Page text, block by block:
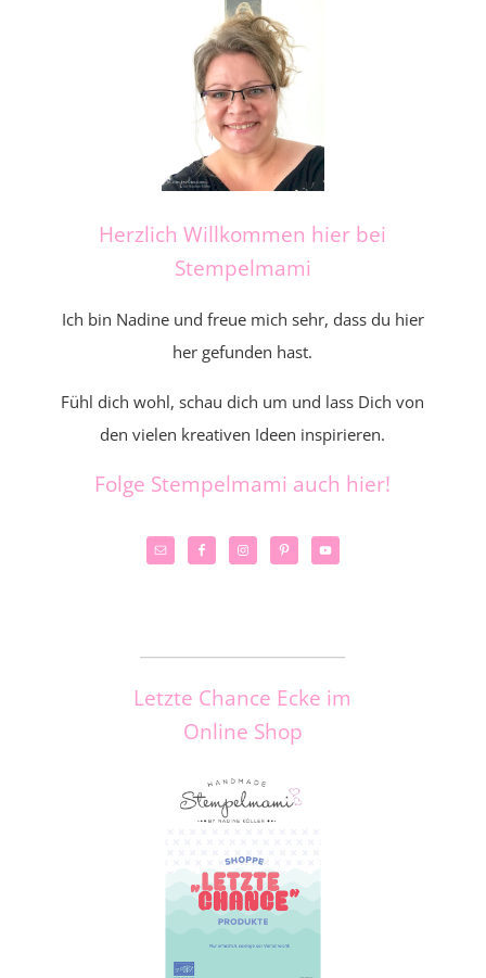
Herzlich Willkommen hier bei
Stempelmami
Ich bin Nadine und freue mich sehr, dass du hier
her gefunden hast.
Fühl dich wohl, schau dich um und lass Dich von
den vielen kreativen Ideen inspirieren.
Folge Stempelmami auch hier!
Letzte Chance Ecke im
Online Shop